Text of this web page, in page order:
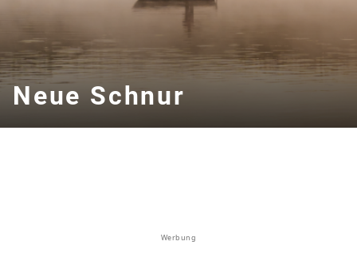
Neue Schnur
Werbung